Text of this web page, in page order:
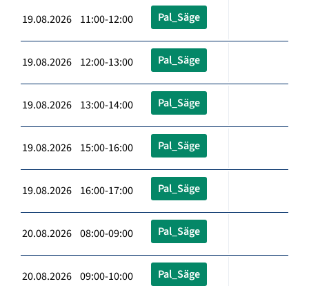
19.08.2026 11:00-12:00 Pal_Säge
19.08.2026 12:00-13:00 Pal_Säge
19.08.2026 13:00-14:00 Pal_Säge
19.08.2026 15:00-16:00 Pal_Säge
19.08.2026 16:00-17:00 Pal_Säge
20.08.2026 08:00-09:00 Pal_Säge
20.08.2026 09:00-10:00 Pal_Säge